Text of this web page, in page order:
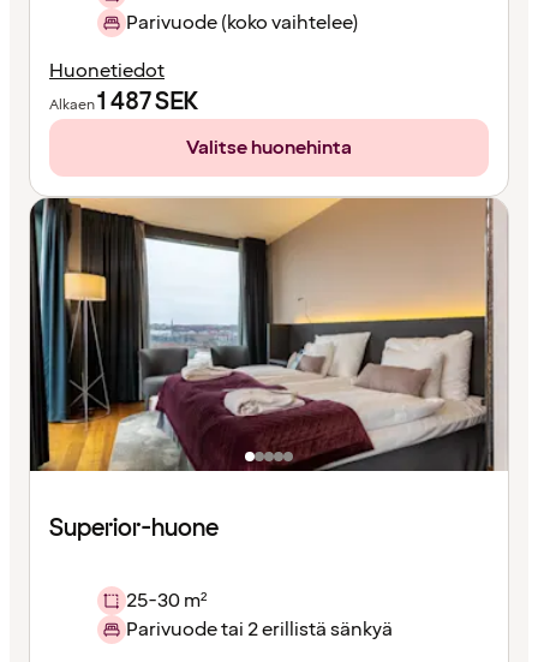
Parivuode (koko vaihtelee)
Huonetiedot
Alkaen1 487SEK
Valitse huonehinta
Superior-huone
25-30 m²
Parivuode tai 2 erillistä sänkyä